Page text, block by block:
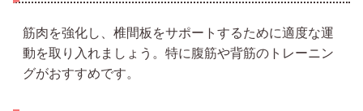
筋肉を強化し、椎間板をサポートするために適度な運
動を取り入れましょう。特に腹筋や背筋のトレーニン
グがおすすめです。